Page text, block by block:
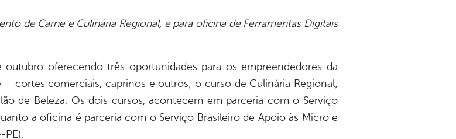
de Carne e Culinária Regional, e para oficina de Ferramentas Digitais
oferecendo três oportunidades para os empreendedores da
cortes comerciais, caprinos e outros; o curso de Culinária Regional;
de Beleza. Os dois cursos, acontecem em parceria com o Serviço
a oficina é parceria com o Serviço Brasileiro de Apoio às Micro e
PE).